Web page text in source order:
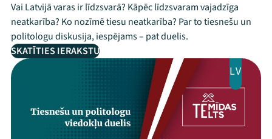
Vai Latvijā varas ir līdzsvarā? Kāpēc līdzsvaram vajadzīga
neatkarība? Ko nozīmē tiesu neatkarība? Par to tiesnešu un
politologu diskusija, iespējams – pat duelis.
SKATĪTIES IERAKSTU
LV